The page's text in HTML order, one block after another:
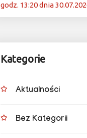
godz. 13:20 dnia
Kategorie
Aktualności
Bez Kategorii